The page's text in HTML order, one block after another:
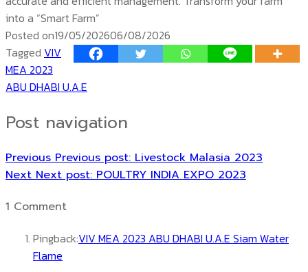
into a “Smart Farm”
Posted on19/05/202606/08/2026
Tagged VIV
MEA 2023
ABU DHABI U.A.E
Post navigation
Previous Previous post: Livestock Malasia 2023
Next Next post: POULTRY INDIA EXPO 2023
1 Comment
Pingback:VIV MEA 2023 ABU DHABI U.A.E Siam Water
Flame